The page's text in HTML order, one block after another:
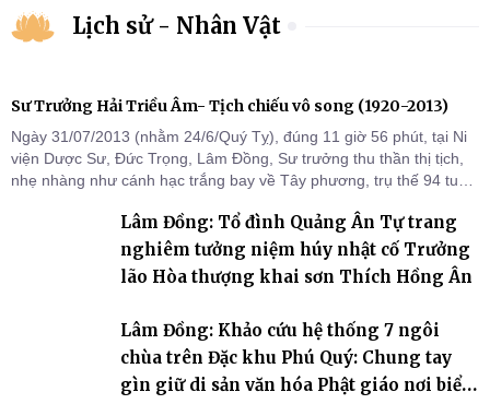
Lịch sử - Nhân Vật
Sư Trưởng Hải Triều Âm- Tịch chiếu vô song (1920-2013)
Ngày 31/07/2013 (nhằm 24/6/Quý Tỵ), đúng 11 giờ 56 phút, tại Ni
viện Dược Sư, Đức Trọng, Lâm Đồng, Sư trưởng thu thần thị tịch,
nhẹ nhàng như cánh hạc trắng bay về Tây phương, trụ thế 94 tuổi
Lâm Đồng: Tổ đình Quảng Ân Tự trang
nghiêm tưởng niệm húy nhật cố Trưởng
lão Hòa thượng khai sơn Thích Hồng Ân
Lâm Đồng: Khảo cứu hệ thống 7 ngôi
chùa trên Đặc khu Phú Quý: Chung tay
gìn giữ di sản văn hóa Phật giáo nơi biển